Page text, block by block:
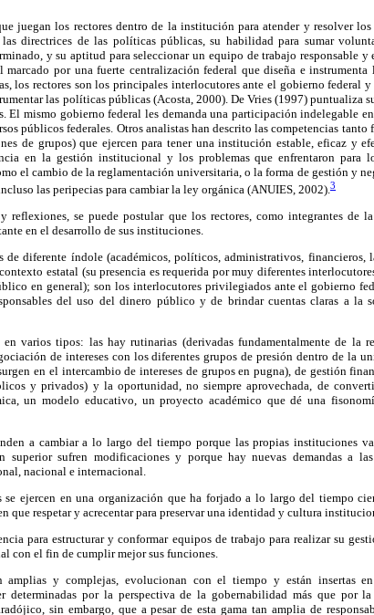
juegan los rectores dentro de la institución para atender y resolver los
las directrices de las políticas públicas, su habilidad para sumar
y su aptitud para seleccionar un equipo de trabajo responsable y
por una fuerte centralización federal que diseña e instrumenta
los rectores son los principales interlocutores ante el gobierno federal y
las políticas públicas (Acosta, 2000). De Vries (1997) puntualiza
El mismo gobierno federal les demanda una participación indelegable
públicos federales. Otros analistas han descrito las competencias tanto
de grupos) que ejercen para tener una institución estable, eficaz y
en la gestión institucional y los problemas que enfrentaron para
el cambio de la reglamentación universitaria, o la forma de gestión y
las peripecias para cambiar la ley orgánica (ANUIES, 2002). 3
reflexiones, se puede postular que los rectores, como integrantes de
en el desarrollo de sus instituciones.
de diferente índole (académicos, políticos, administrativos, financieros,
estatal (su presencia es requerida por muy diferentes
en general); son los interlocutores privilegiados ante el gobierno
del uso del dinero público y de brindar cuentas claras a la
varios tipos: las hay rutinarias (derivadas fundamentalmente de la
de intereses con los diferentes grupos de presión dentro de la
en el intercambio de intereses de grupos en pugna), de gestión
y privados) y la oportunidad, no siempre aprovechada, de
un modelo educativo, un proyecto académico que dé una
a cambiar a lo largo del tiempo porque las propias instituciones
superior sufren modificaciones y porque hay nuevas demandas a
nacional e internacional.
ejercen en una organización que ha forjado a lo largo del tiempo
que respetar y acrecentar para preservar una identidad y cultura
para estructurar y conformar equipos de trabajo para realizar su
con el fin de cumplir mejor sus funciones.
amplias y complejas, evolucionan con el tiempo y están insertas
determinadas por la perspectiva de la gobernabilidad más que por
sin embargo, que a pesar de esta gama tan amplia de